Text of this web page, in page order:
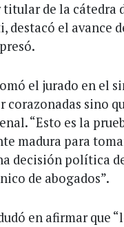
titular de la
destacó el avance
el jurado en el
sino
“Esto es la
madura para
decisión política
de abogados”.
en afirmar que